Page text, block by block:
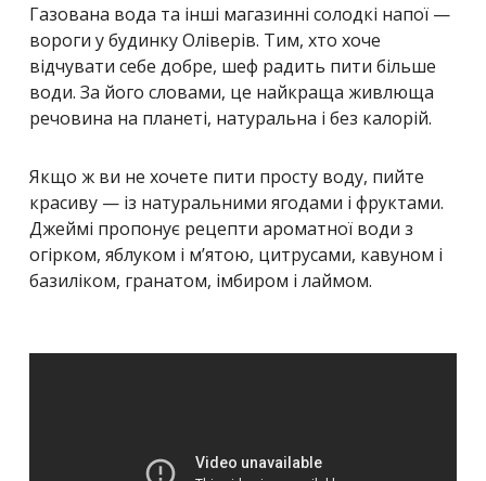
Газована вода та інші магазинні солодкі напої —
вороги у будинку Оліверів. Тим, хто хоче
відчувати себе добре, шеф радить пити більше
води. За його словами, це найкраща живлюща
речовина на планеті, натуральна і без калорій.
Якщо ж ви не хочете пити просту воду, пийте
красиву — із натуральними ягодами і фруктами.
Джеймі пропонує рецепти ароматної води з
огірком, яблуком і м’ятою, цитрусами, кавуном і
базиліком, гранатом, імбиром і лаймом.